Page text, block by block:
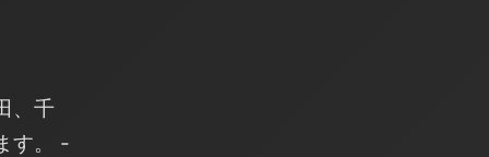
、千
す。 -